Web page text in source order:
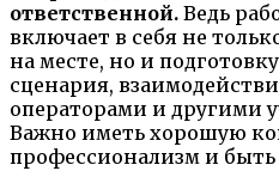
ответственной. Ведь
включает в себя не
на месте, но и
сценария,
операторами и другими
Важно иметь хорошую
профессионализм и быть